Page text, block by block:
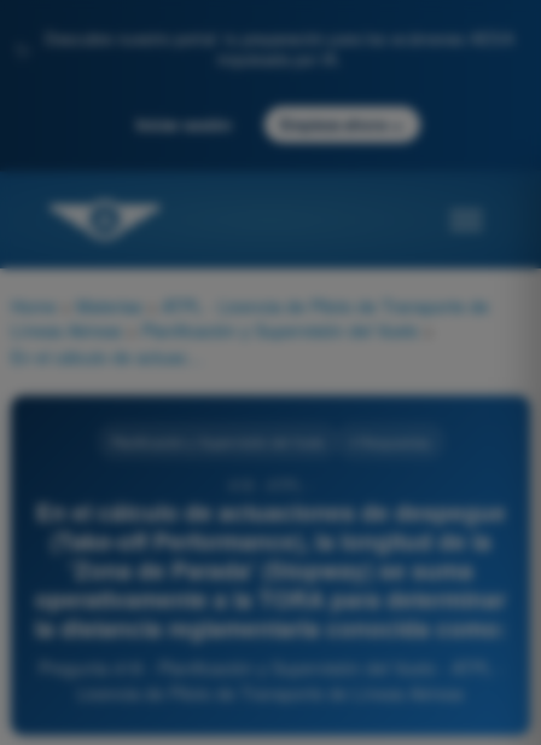
Descubre nuestro portal: tu preparación para los exámenes AESA
Iniciar sesión Empieza ahora
Home Materias
ATPL - Licencia de Piloto de Transporte de
Líneas Aéreas
Planificación y Supervisión del Vuelo
En el cálculo de actuaciones de despegue
(Take-off Performance), la longitud de la
'Zona de Parada' (Stopway) se suma
operativamente a la TORA para determinar
la distancia reglamentaria conocida como:
Pregunta 418 - Planificación y Supervisión del Vuelo - ATPL -